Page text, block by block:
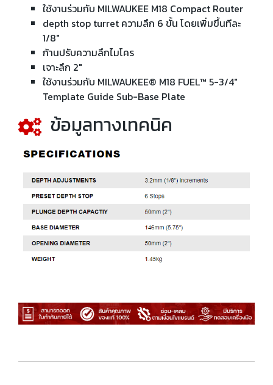
ใช้งานร่วมกับ MILWAUKEE M18 Compact Router
depth stop turret ความลึก 6 ขั้น โดยเพิ่มขึ้นทีละ
1/8"
ก้านปรับความลึกไมโคร
เจาะลึก 2"
ใช้งานร่วมกับ MILWAUKEE® M18 FUEL™ 5-3/4"
Template Guide Sub-Base Plate
ข้อมูลทางเทคนิค